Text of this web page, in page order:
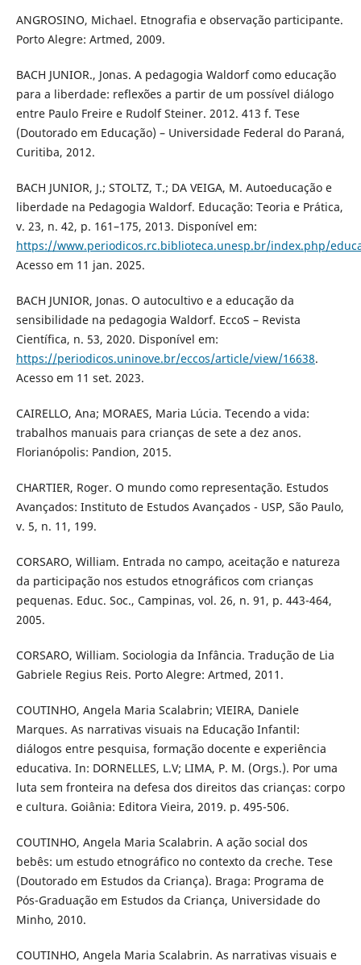
ANGROSINO, Michael. Etnografia e observação participante.
Porto Alegre: Artmed, 2009.
BACH JUNIOR., Jonas. A pedagogia Waldorf como educação
para a liberdade: reflexões a partir de um possível diálogo
entre Paulo Freire e Rudolf Steiner. 2012. 413 f. Tese
(Doutorado em Educação) – Universidade Federal do Paraná,
Curitiba, 2012.
BACH JUNIOR, J.; STOLTZ, T.; DA VEIGA, M. Autoeducação e
liberdade na Pedagogia Waldorf. Educação: Teoria e Prática,
v. 23, n. 42, p. 161–175, 2013. Disponível em:
https://www.periodicos.rc.biblioteca.unesp.br/index.php/
Acesso em 11 jan. 2025.
BACH JUNIOR, Jonas. O autocultivo e a educação da
sensibilidade na pedagogia Waldorf. EccoS – Revista
Científica, n. 53, 2020. Disponível em:
https://periodicos.uninove.br/eccos/article/view/16638.
Acesso em 11 set. 2023.
CAIRELLO, Ana; MORAES, Maria Lúcia. Tecendo a vida:
trabalhos manuais para crianças de sete a dez anos.
Florianópolis: Pandion, 2015.
CHARTIER, Roger. O mundo como representação. Estudos
Avançados: Instituto de Estudos Avançados - USP, São Paulo,
v. 5, n. 11, 199.
CORSARO, William. Entrada no campo, aceitação e natureza
da participação nos estudos etnográficos com crianças
pequenas. Educ. Soc., Campinas, vol. 26, n. 91, p. 443-464,
2005.
CORSARO, William. Sociologia da Infância. Tradução de Lia
Gabriele Regius Reis. Porto Alegre: Artmed, 2011.
COUTINHO, Angela Maria Scalabrin; VIEIRA, Daniele
Marques. As narrativas visuais na Educação Infantil:
diálogos entre pesquisa, formação docente e experiência
educativa. In: DORNELLES, L.V; LIMA, P. M. (Orgs.). Por uma
luta sem fronteira na defesa dos direitos das crianças: corpo
e cultura. Goiânia: Editora Vieira, 2019. p. 495-506.
COUTINHO, Angela Maria Scalabrin. A ação social dos
bebês: um estudo etnográfico no contexto da creche. Tese
(Doutorado em Estudos da Criança). Braga: Programa de
Pós-Graduação em Estudos da Criança, Universidade do
Minho, 2010.
COUTINHO, Angela Maria Scalabrin. As narrativas visuais e